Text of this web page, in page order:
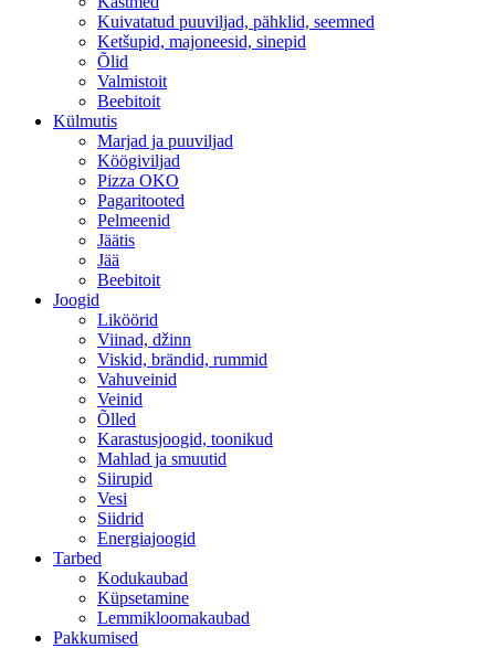
Kuivatatud puuviljad, pähklid, seemned
Ketšupid, majoneesid, sinepid
Õlid
Valmistoit
Beebitoit
Külmutis
Marjad ja puuviljad
Köögiviljad
Pizza OKO
Pagaritooted
Pelmeenid
Jäätis
Jää
Beebitoit
Joogid
Liköörid
Viinad, džinn
Viskid, brändid, rummid
Vahuveinid
Veinid
Õlled
Karastusjoogid, toonikud
Mahlad ja smuutid
Siirupid
Vesi
Siidrid
Energiajoogid
Tarbed
Kodukaubad
Küpsetamine
Lemmikloomakaubad
Pakkumised